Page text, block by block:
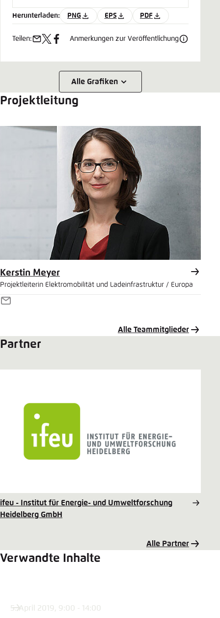
Herunterladen: PNG EPS PDF
Teilen:
e- x facebook
Anmerkungen zur Veröffentlichung
Alle Grafiken
Projektleitung
Kerstin Meyer
Projektleiterin Elektromobilität und Ladeinfrastruktur / Europa
E-
Alle Teammitglieder
Partner
ifeu - Institut für Energie- und Umweltforschung
Heidelberg GmbH
Alle Partner
Verwandte Inhalte
5. April 2019, 9:00 - 14:00